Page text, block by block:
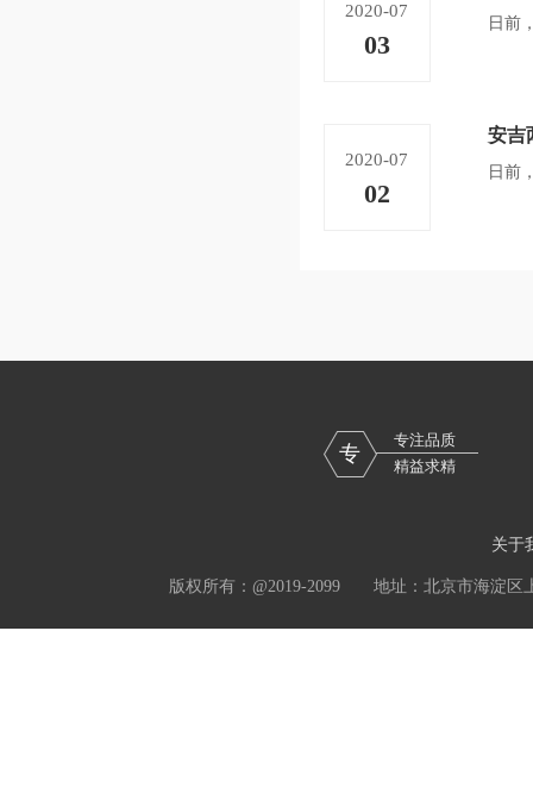
2020-07
03
日前
2020-07
02
安吉
日前
专
专注品质
精益求精
关于
版权所有：@2019-2099 地址：北京市海